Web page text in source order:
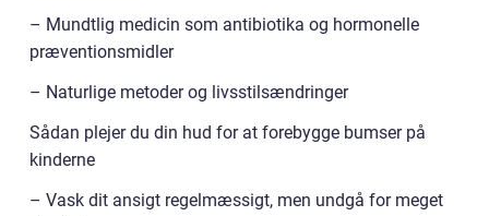
– Mundtlig medicin som antibiotika og hormonelle
præventionsmidler
– Naturlige metoder og livsstilsændringer
Sådan plejer du din hud for at forebygge bumser på
kinderne
– Vask dit ansigt regelmæssigt, men undgå for meget